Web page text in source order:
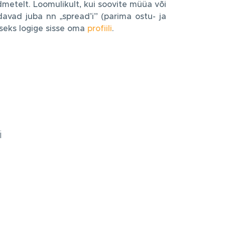
Loomulikult, kui soovite müüa või
juba nn „spread’i” (parima ostu- ja
logige sisse oma profiili.